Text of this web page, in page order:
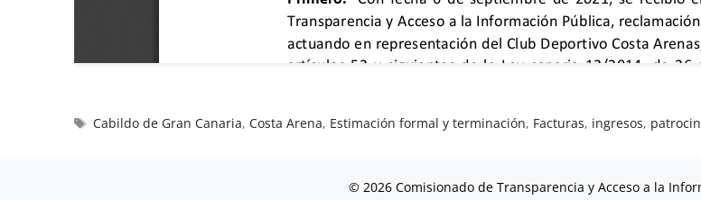
Cabildo de Gran Canaria,Costa Arena, Estimación formal y terminación, Facturas, ingresos,
© 2026 Comisionado de Transparencia y Acceso a la